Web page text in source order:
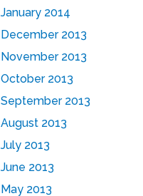
January 2014
December 2013
November 2013
October 2013
September 2013
August 2013
July 2013
June 2013
May 2013